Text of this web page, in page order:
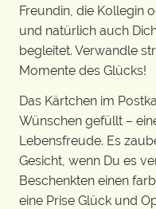
Freundin, die Kollegin
und natürlich auch
begleitet. Verwandle
Momente des Glücks!
Das Kärtchen im
Wünschen gefüllt –
Lebensfreude. Es
Gesicht, wenn Du es
Beschenkten einen
eine Prise Glück und